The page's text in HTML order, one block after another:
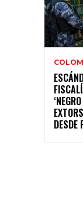
DESDE